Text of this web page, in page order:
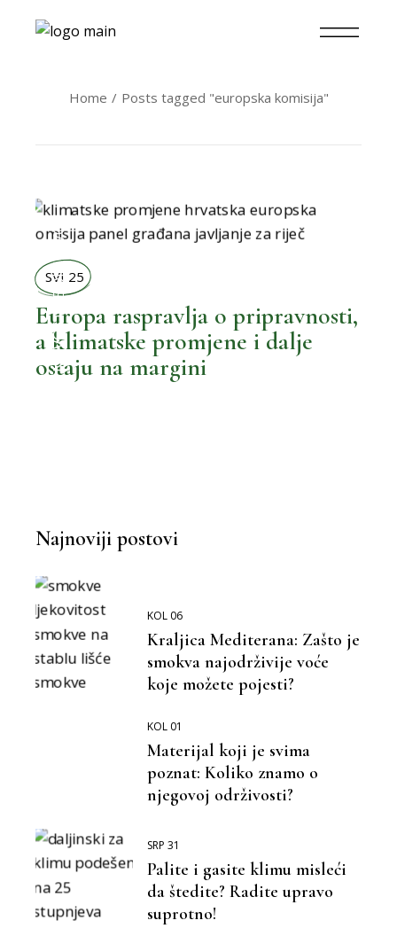
Home Posts tagged "europska komisija"
BOLJE NOVOSTI
BOLJI ŽIVOT
SVI 25
Europa raspravlja o pripravnosti,
a klimatske promjene i dalje
ostaju na margini
Najnoviji postovi
KOL 06
Kraljica Mediterana: Zašto je
smokva najodrživije voće
koje možete pojesti?
KOL 01
Materijal koji je svima
poznat: Koliko znamo o
njegovoj održivosti?
SRP 31
Palite i gasite klimu misleći
da štedite? Radite upravo
suprotno!